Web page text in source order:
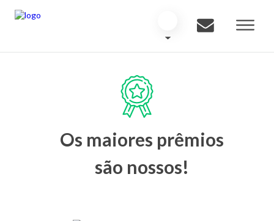
Os maiores prêmios
são nossos!